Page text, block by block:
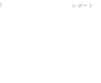
レポート